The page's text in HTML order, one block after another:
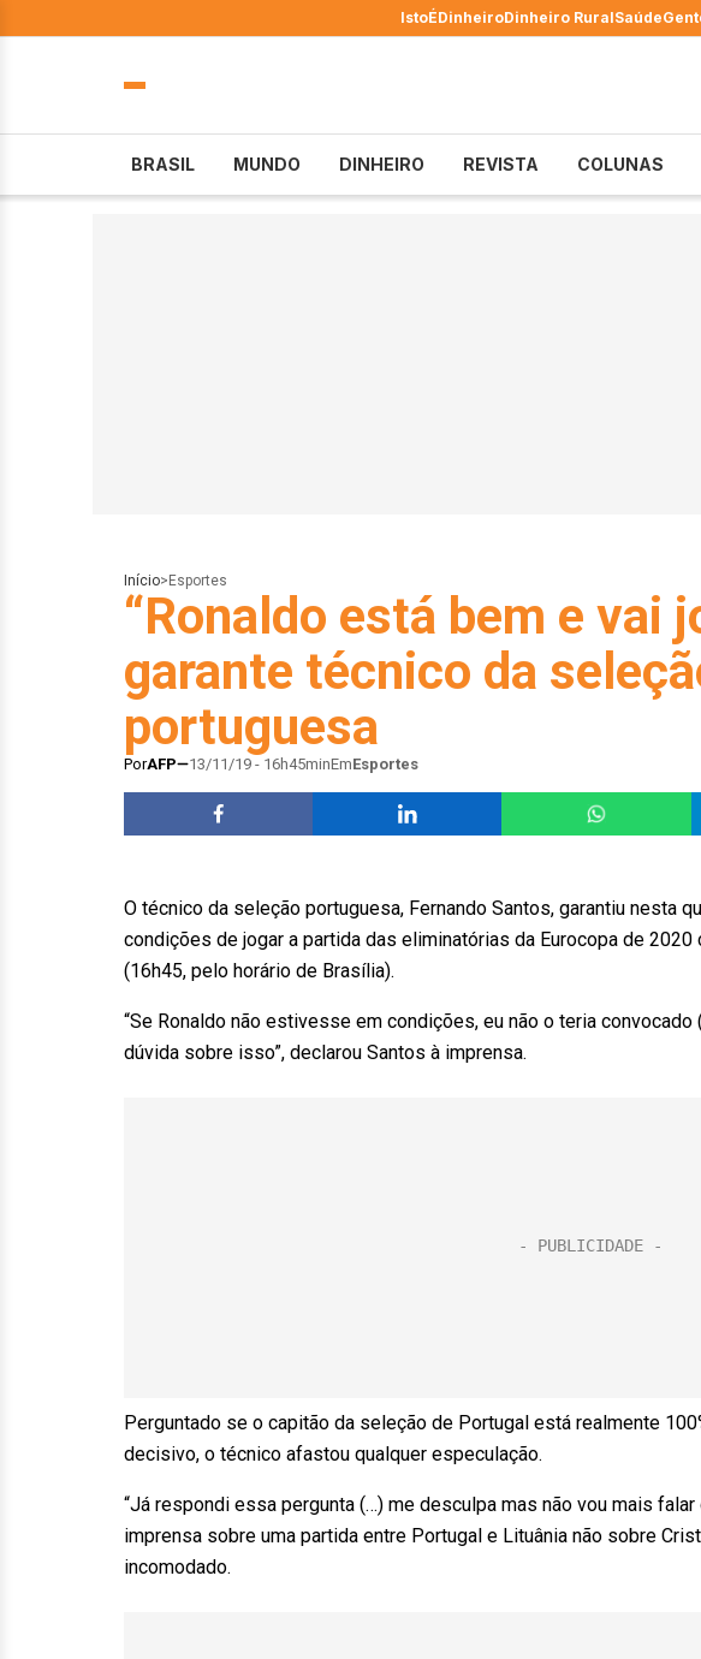
IstoÉDinheiroDinheiro RuralSaúde
BRASIL MUNDO DINHEIRO REVISTA COLUNAS
Início> Esportes
“Ronaldo está bem e vai
garante técnico da
portuguesa
PorAFP 13/11/19 - 16h45minEmEsportes
O técnico da seleção portuguesa, Fernando Santos, garantiu nesta
condições de jogar a partida das eliminatórias da Eurocopa de 2020
(16h45, pelo horário de Brasília).
“Se Ronaldo não estivesse em condições, eu não o teria convocado
dúvida sobre isso”, declarou Santos à imprensa.
Perguntado se o capitão da seleção de Portugal está realmente
decisivo, o técnico afastou qualquer especulação.
“Já respondi essa pergunta (…) me desculpa mas não vou mais
imprensa sobre uma partida entre Portugal e Lituânia não sobre
incomodado.